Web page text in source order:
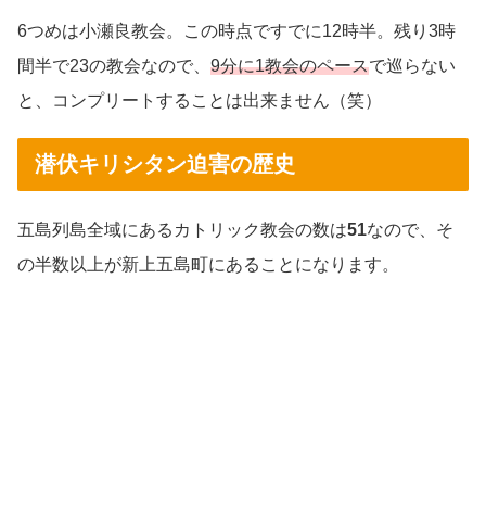
6つめは小瀬良教会。この時点ですでに12時半。残り3時
間半で23の教会なので、 9分に1教会のペースで巡らない
と、コンプリートすることは出来ません（笑）
潜伏キリシタン迫害の歴史
五島列島全域にあるカトリック教会の数は51なので、そ
の半数以上が新上五島町にあることになります。